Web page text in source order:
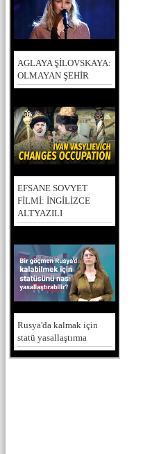
AGLAYA ŞİLOVSKAYA:
OLMAYAN ŞEHİR
EFSANE SOVYET
FİLMİ: İNGİLİZCE
ALTYAZILI
Rusya'da kalmak için
statü yasallaştırma